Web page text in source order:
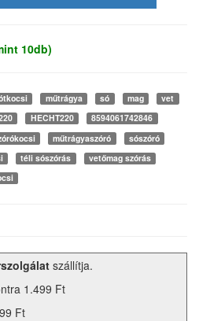
10db)
műtrágya só mag
vet
HECHT220
8594061742846
műtrágyaszóró
sószóró
téli sószórás
vetőmag szórás
szállítja.
1.499 Ft
Ft